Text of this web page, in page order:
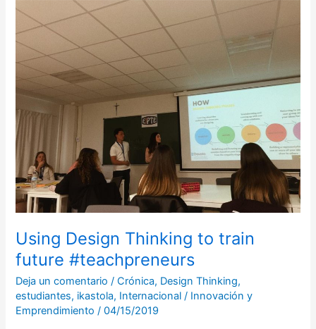
Using Design Thinking to train
future #teachpreneurs
Deja un comentario /Crónica, Design Thinking,
estudiantes, ikastola, Internacional / Innovación y
Emprendimiento/04/15/2019
Using
Design
Thinking
to
train
future
#teachpreneurs